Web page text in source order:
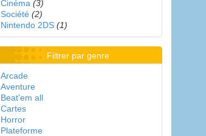
Cinéma (3)
Société (2)
Nintendo 2DS (1)
Filtrer par genre
Arcade
Aventure
Beat'em all
Cartes
Horror
Plateforme